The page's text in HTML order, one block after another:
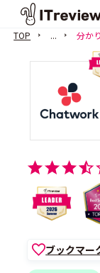
TOP ... 分か
ブックマー